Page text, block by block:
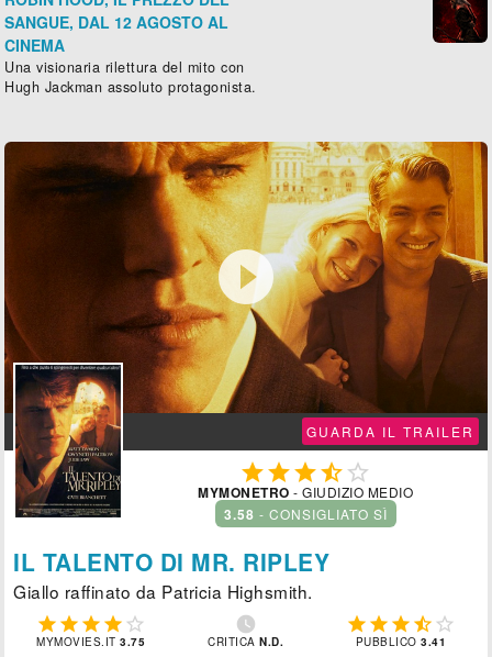
SANGUE, DAL 12 AGOSTO AL
CINEMA
Una visionaria rilettura del mito con
Hugh Jackman assoluto protagonista.

GUARDA IL TRAILER
 
MYMONETRO - GIUDIZIO MEDIO
3.58 - CONSIGLIATO SÌ
IL TALENTO DI MR. RIPLEY
Giallo raffinato da Patricia Highsmith.
    
MYMOVIES.IT3.75

CRITICAN.D.
    
PUBBLICO3.41